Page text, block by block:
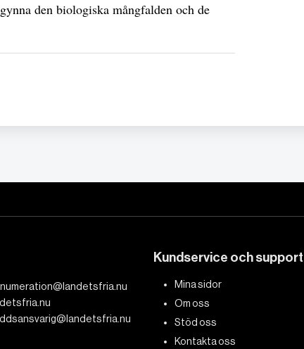
den biologiska mångfalden och de
Kundservice och support
Mina sidor
Om oss
Stöd oss
Kontakta oss